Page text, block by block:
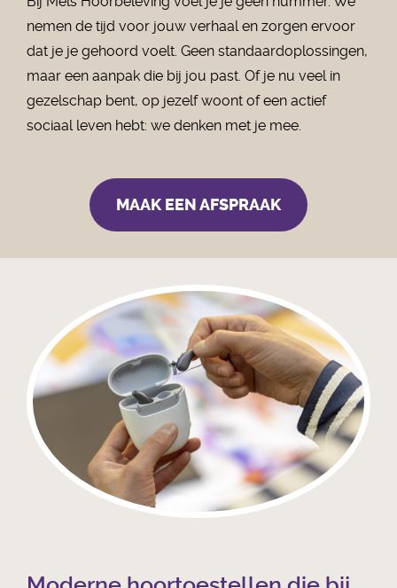
nemen de tijd voor jouw verhaal en zorgen ervoor
dat je je gehoord voelt. Geen standaardoplossingen,
maar een aanpak die bij jou past. Of je nu veel in
gezelschap bent, op jezelf woont of een actief
sociaal leven hebt: we denken met je mee.
MAAK EEN AFSPRAAK